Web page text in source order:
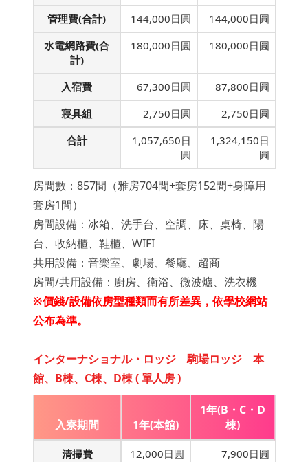
管理費(合計) 144,000日圓
144,000日圓
水電網路費(合
計)
180,000日圓 180,000日圓
入宿費 67,300日圓
87,800日圓
寢具組
2,750日圓
2,750日圓
合計
1,057,650日
圓
1,324,150日
圓
房間數：857間（雅房704間+套房152間+身障用
套房1間）
房間設備：冰箱、洗手台、空調、床、桌椅、陽
台、收納櫃、鞋櫃、WIFI
共用設備：音樂室、劇場、餐廳、超商
房間/共用設備：廚房、衛浴、微波爐、洗衣機
※價錢/設備依房型種類而有所差異，依學校網站
公布為準。
インターナショナル・ロッジ 駒場ロッジ 本
館、B棟、C棟、D棟 ( 單人房 )
入寮期間 1年(本館)
1年(B・C・D
棟)
清掃費 12,000日圓
7,900日圓